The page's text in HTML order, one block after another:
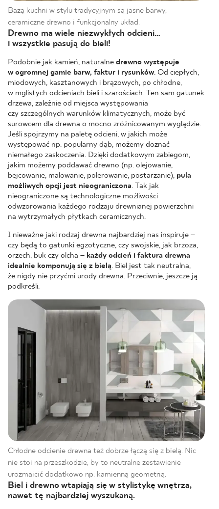
Bazą kuchni w stylu tradycyjnym są jasne barwy,
ceramiczne drewno i funkcjonalny układ.
Drewno ma wiele niezwykłych odcieni…
i wszystkie pasują do bieli!
Podobnie jak kamień, naturalne drewno występuje
w ogromnej gamie barw, faktur i rysunków. Od ciepłych,
miodowych, kasztanowych i brązowych, po chłodne,
w mglistych odcieniach bieli i szarościach. Ten sam gatunek
drzewa, zależnie od miejsca występowania
czy szczególnych warunków klimatycznych, może być
surowcem dla drewna o mocno zróżnicowanym wyglądzie.
Jeśli spojrzymy na paletę odcieni, w jakich może
występować np. popularny dąb, możemy doznać
niemałego zaskoczenia. Dzięki dodatkowym zabiegom,
jakim możemy poddawać drewno (np. olejowanie,
bejcowanie, malowanie, polerowanie, postarzanie), pula
możliwych opcji jest nieograniczona. Tak jak
nieograniczone są technologiczne możliwości
odwzorowania każdego rodzaju drewnianej powierzchni
na wytrzymałych płytkach ceramicznych.
I nieważne jaki rodzaj drewna najbardziej nas inspiruje –
czy będą to gatunki egzotyczne, czy swojskie, jak brzoza,
orzech, buk czy olcha – każdy odcień i faktura drewna
idealnie komponują się z bielą. Biel jest tak neutralna,
że nigdy nie przyćmi urody drewna. Przeciwnie, jeszcze ją
podkreśli.
Chłodne odcienie drewna też dobrze łączą się z bielą. Nic
nie stoi na przeszkodzie, by to neutralne zestawienie
urozmaicić dodatkowo np. kamienną geometrią.
Biel i drewno wtapiają się w stylistykę wnętrza,
nawet tę najbardziej wyszukaną.